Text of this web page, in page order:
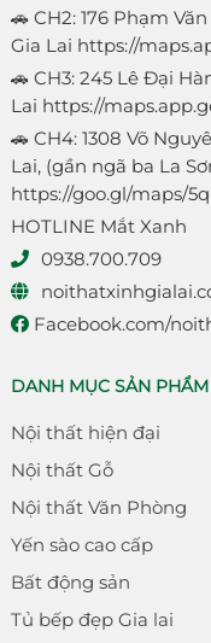
🚗 CH2: 176 Phạm
Gia Lai https://
🚗 CH3: 245 Lê Đại
Lai https://
🚗 CH4: 1308 Võ
Lai, (gần ngã ba La
https://goo.gl/maps/
HOTLINE Mắt Xanh
0938.700.709
Facebook.com/
DANH MỤC SẢN PHẨM
Nội thất hiện đại
Nội thất Gỗ
Nội thất Văn Phòng
Yến sào cao cấp
Bất động sản
Tủ bếp đẹp Gia lai